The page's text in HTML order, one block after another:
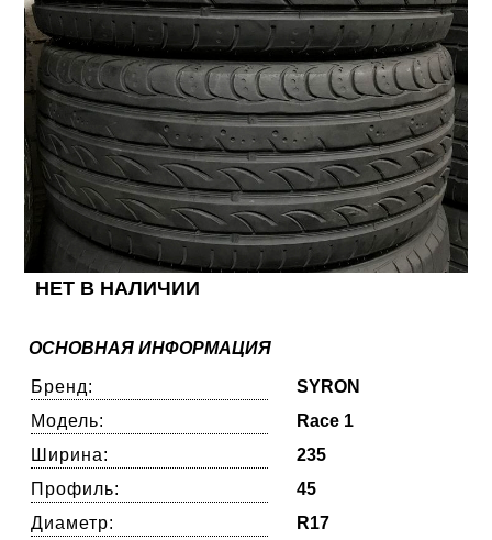
НЕТ В НАЛИЧИИ
ОСНОВНАЯ ИНФОРМАЦИЯ
Бренд:
SYRON
Модель:
Race 1
Ширина:
235
Профиль:
45
Диаметр:
R17